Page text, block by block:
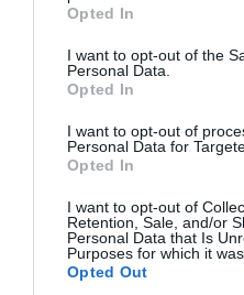
Opted In
I want to opt-out of the
Personal Data.
Opted In
I want to opt-out of
Personal Data for
Opted In
I want to opt-out of
Retention, Sale, and/or
Personal Data that Is
Purposes for which it
Opted Out